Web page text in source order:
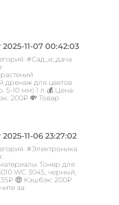
11-07 00:42:03
#Сад_и_дача
дренаж для цветов
5-10 мм) 1 л 💰 Цена:
200₽ 💸 Товар
11-06 23:27:02
#Электроника
Тонер для
WC 3045, черный,
🤑 Кэшбэк: 200₽
за: